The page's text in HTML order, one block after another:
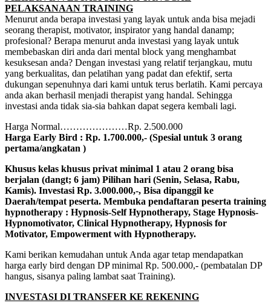
PELAKSANAAN TRAINING
Menurut anda berapa investasi yang layak untuk anda bisa mejadi
seorang therapist, motivator, inspirator yang handal danamp;
profesional? Berapa menurut anda investasi yang layak untuk
membebaskan diri anda dari mental block yang menghambat
kesuksesan anda? Dengan investasi yang relatif terjangkau, mutu
yang berkualitas, dan pelatihan yang padat dan efektif, serta
dukungan sepenuhnya dari kami untuk terus berlatih. Kami percaya
anda akan berhasil menjadi therapist yang handal. Sehingga
investasi anda tidak sia-sia bahkan dapat segera kembali lagi.
Harga Normal…………………Rp. 2.500.000
Harga Early Bird : Rp. 1.700.000,- (Spesial untuk 3 orang
pertama/angkatan )
Khusus kelas khusus privat minimal 1 atau 2 orang bisa
berjalan (dangt; 6 jam) Pilihan hari (Senin, Selasa, Rabu,
Kamis). Investasi Rp. 3.000.000,-, Bisa dipanggil ke
Daerah/tempat peserta. Membuka pendaftaran peserta training
hypnotherapy : Hypnosis-Self Hypnotherapy, Stage Hypnosis-
Hypnomotivator, Clinical Hypnotherapy, Hypnosis for
Motivator, Empowerment with Hypnotherapy.
Kami berikan kemudahan untuk Anda agar tetap mendapatkan
harga early bird dengan DP minimal Rp. 500.000,- (pembatalan DP
hangus, sisanya paling lambat saat Training).
INVESTASI DI TRANSFER KE REKENING